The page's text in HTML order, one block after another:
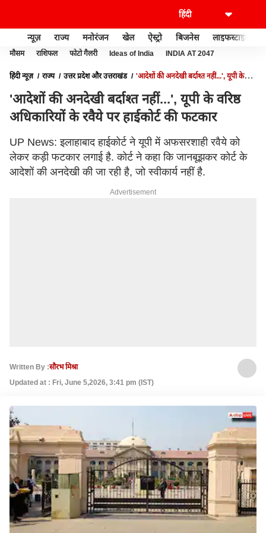
न्यूज़ राज्य मनोरंजन खेल ऐस्ट्रो बिजनेस लाइफस्टाइल
मौसम राशिफल फोटो गैलरी Ideas of India INDIA AT 2047
हिंदी न्यूज़ राज्य उत्तर प्रदेश और उत्तराखंड
'आदेशों की अनदेखी बर्दाश्त नहीं...', यूपी के
'आदेशों की अनदेखी बर्दाश्त नहीं...', यूपी के वरिष्ठ
अधिकारियों के रवैये पर हाईकोर्ट की फटकार
UP News: इलाहाबाद हाईकोर्ट ने यूपी में अफसरशाही रवैये को
लेकर कड़ी फटकार लगाई है. कोर्ट ने कहा कि जानबूझकर कोर्ट के
आदेशों की अनदेखी की जा रही है, जो स्वीकार्य नहीं है.
Advertisement
Written By :सौरभ मिश्रा
Updated at : Fri, June 5,2026, 3:41 pm (IST)